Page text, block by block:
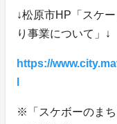
↓松原市HP「スケ
り事業について」↓
https://
※「スケボーのま